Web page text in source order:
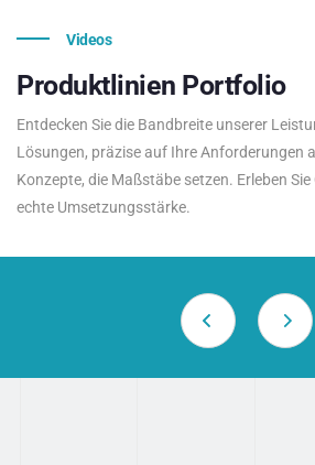
Videos
Produktlinien Portfolio
Entdecken Sie die Bandbreite unserer
Lösungen, präzise auf Ihre Anforderungen
Konzepte, die Maßstäbe setzen. Erleben
echte Umsetzungsstärke.